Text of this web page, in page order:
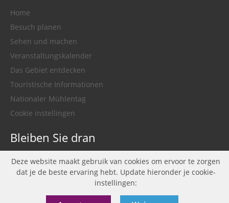
Deze website maakt gebruik van cookies om ervoor te zorgen
dat je de beste ervaring hebt. Update hieronder je cookie-
instellingen:
Home
Besuch planen
Sehen und machen
Veranstaltungskalender
Das Gebiet entdecken
Touristische Informationen
Nationaler Mühlentag
Cookie instellingen
Bleiben Sie dran
facebook
twitterinstagram
youtube